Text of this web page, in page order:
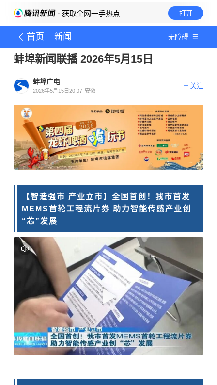
· 获取全网一手热点 打开
首页 新闻 无障碍
蚌埠新闻联播 2026年5月15日
蚌埠广电
2026年5月15日20:07 安徽
关注
【智造强市 产业立市】全国首创！我市首发
MEMS首轮工程流片券 助力智能传感产业创
“芯”发展